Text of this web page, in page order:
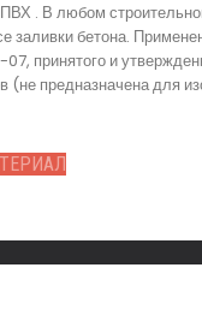
. В любом
заливки бетона.
принятого и
(не предназначена для